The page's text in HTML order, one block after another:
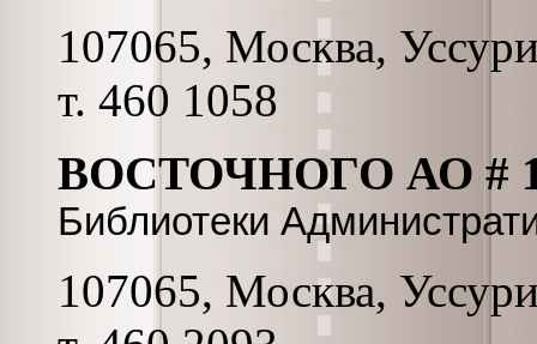
107065, Москва,
т. 460 1058
ВОСТОЧНОГО АО #
Библиотеки
107065, Москва,